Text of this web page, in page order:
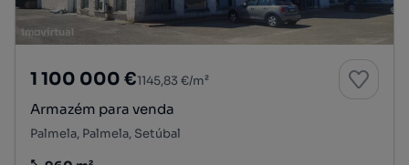
1 100 000 €1145,83 €/m²
Armazém para venda
Palmela, Palmela, Setúbal